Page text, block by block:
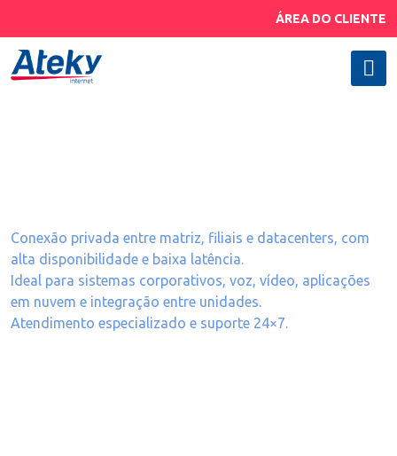
ÁREA DO CLIENTE
Conexão privada entre matriz, filiais e datacenters, com
alta disponibilidade e baixa latência.
Ideal para sistemas corporativos, voz, vídeo, aplicações
em nuvem e integração entre unidades.
Atendimento especializado e suporte 24×7.